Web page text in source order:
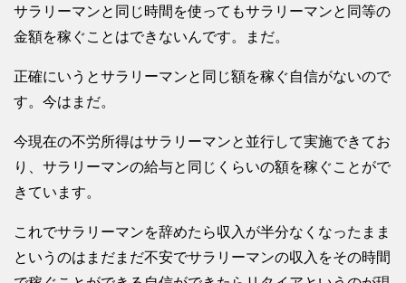
サラリーマンと同じ時間を使ってもサラリーマンと同等の
金額を稼ぐことはできないんです。まだ。
正確にいうとサラリーマンと同じ額を稼ぐ自信がないので
す。今はまだ。
今現在の不労所得はサラリーマンと並行して実施できてお
り、サラリーマンの給与と同じくらいの額を稼ぐことがで
きています。
これでサラリーマンを辞めたら収入が半分なくなったまま
というのはまだまだ不安でサラリーマンの収入をその時間